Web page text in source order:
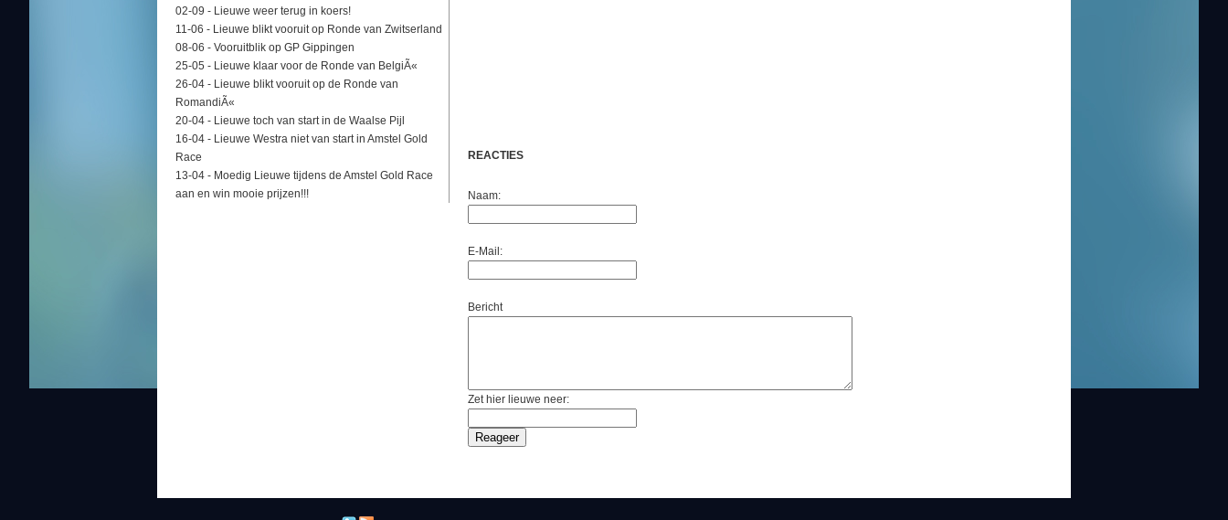
02-09 - Lieuwe weer terug in koers!
11-06 - Lieuwe blikt vooruit op Ronde van Zwitserland
08-06 - Vooruitblik op GP Gippingen
25-05 - Lieuwe klaar voor de Ronde van BelgiÃ«
26-04 - Lieuwe blikt vooruit op de Ronde van
RomandiÃ«
20-04 - Lieuwe toch van start in de Waalse Pijl
16-04 - Lieuwe Westra niet van start in Amstel Gold
Race
13-04 - Moedig Lieuwe tijdens de Amstel Gold Race
aan en win mooie prijzen!!!
REACTIES
Naam:
E-Mail:
Bericht
Zet hier lieuwe neer: